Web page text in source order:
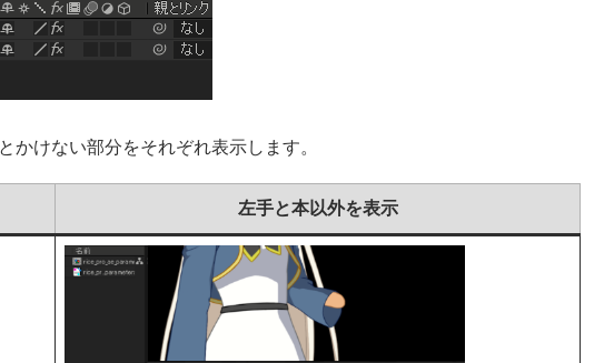
けない部分をそれぞれ表示します。
左手と本以外を表示